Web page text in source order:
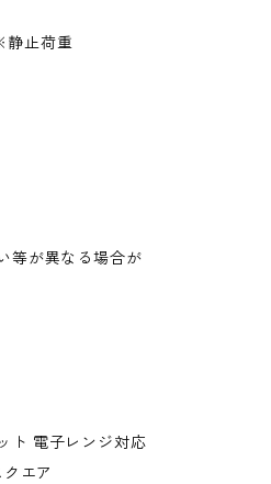
静止荷重
等が異なる場合が
ト 電子レンジ対応
エア